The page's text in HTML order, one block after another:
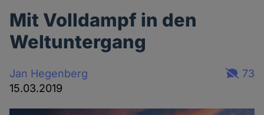
Mit Volldampf in den
Weltuntergang
Jan Hegenberg
15.03.2019
73